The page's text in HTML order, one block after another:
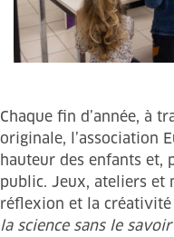
Chaque fin d’année, à
originale, l’association
hauteur des enfants et,
public. Jeux, ateliers et
réflexion et la
la science sans le